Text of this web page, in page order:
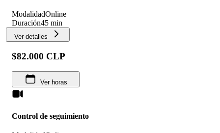
ModalidadOnline
Duración45 min
Ver detalles
$82.000 CLP
Ver horas
Control de seguimiento